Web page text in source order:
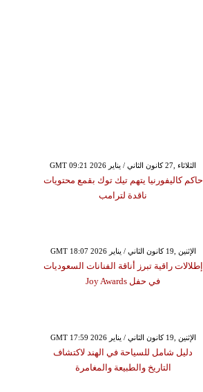
GMT 09:21 2026 الثلاثاء ,27 كانون الثاني / يناير
حاكم كاليفورنيا يتهم تيك توك بقمع محتويات
ناقدة لترامب
GMT 18:07 2026 الإثنين ,19 كانون الثاني / يناير
إطلالات راقية تبرز أناقة الفنانات السعوديات
في حفل Joy Awards
GMT 17:59 2026 الإثنين ,19 كانون الثاني / يناير
دليل شامل للسياحة في الهند لاكتشاف
التاريخ والطبيعة والمغامرة